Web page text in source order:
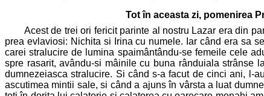
Tot în aceasta zi, pomenirea
Acest de trei ori fericit parinte al nostru Lazar era din
prea evlaviosi: Nichita si Irina cu numele. Iar când era sa
carei stralucire de lumina spaimântându-se femeile cele
spre rasarit, avându-si mâinile cu buna rânduiala strânse
dumnezeiasca stralucire. Si când s-a facut de cinci ani, l-
ascutimea mintii sale, si când a ajuns în vârsta a luat